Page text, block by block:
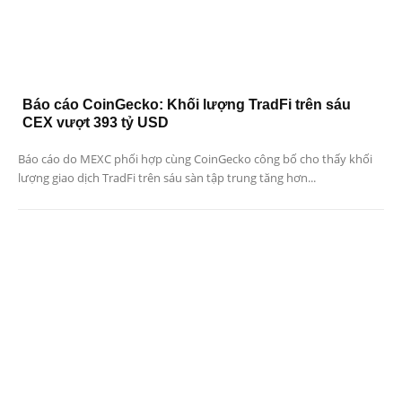
Báo cáo CoinGecko: Khối lượng TradFi trên sáu
CEX vượt 393 tỷ USD
Báo cáo do MEXC phối hợp cùng CoinGecko công bố cho thấy khối
lượng giao dịch TradFi trên sáu sàn tập trung tăng hơn...